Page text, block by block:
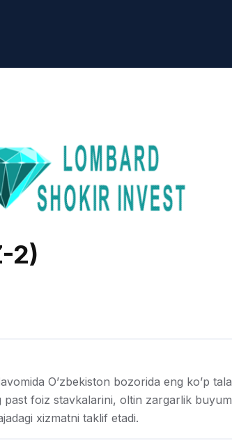
2)
O’zbekiston bozorida eng ko’p
foiz stavkalarini, oltin zargarlik
xizmatni taklif etadi.